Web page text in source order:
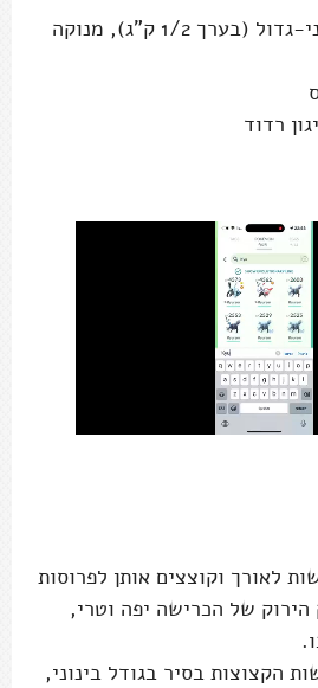
2 כרישות בגודל בינוני-גדול (בערך 1/2 ק"ג), מנוקה
לאורך וקוצצים אותן לפרוסות
של הכרישה יפה וטרי,
הקצוצות בסיר בגודל בינוני,